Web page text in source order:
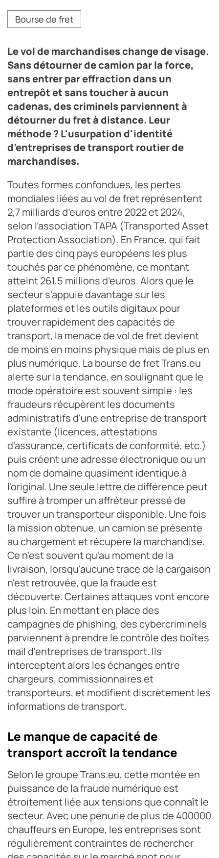
Ce n'est souvent qu'au moment de la livraison,
lorsqu'aucune trace de la cargaison n'est retrouvée,
que la fraude est découverte.
Crédit photo AdobeStock
Bourse de fret
Le vol de marchandises change de visage.
Sans détourner de camion par la force,
sans entrer par effraction dans un
entrepôt et sans toucher à aucun
cadenas, des criminels parviennent à
détourner du fret à distance. Leur
méthode ? L'usurpation d'identité
d’entreprises de transport routier de
marchandises.
Toutes formes confondues, les pertes
mondiales liées au vol de fret représentent
2,7 milliards d’euros entre 2022 et 2024,
selon l’association TAPA (Transported Asset
Protection Association). En France, qui fait
partie des cinq pays européens les plus
touchés par ce phénomène, ce montant
atteint 261,5 millions d’euros. Alors que le
secteur s'appuie davantage sur les
plateformes et les outils digitaux pour
trouver rapidement des capacités de
transport, la menace de vol de fret devient
de moins en moins physique mais de plus en
plus numérique. La bourse de fret Trans.eu
alerte sur la tendance, en soulignant que le
mode opératoire est souvent simple : les
fraudeurs récupèrent les documents
administratifs d'une entreprise de transport
existante (licences, attestations
d'assurance, certificats de conformité, etc.)
puis créent une adresse électronique ou un
nom de domaine quasiment identique à
l'original. Une seule lettre de différence peut
suffire à tromper un affréteur pressé de
trouver un transporteur disponible. Une fois
la mission obtenue, un camion se présente
au chargement et récupère la marchandise.
Ce n'est souvent qu'au moment de la
livraison, lorsqu'aucune trace de la cargaison
n'est retrouvée, que la fraude est
découverte. Certaines attaques vont encore
plus loin. En mettant en place des
campagnes de phishing, des cybercriminels
parviennent à prendre le contrôle des boîtes
mail d'entreprises de transport. Ils
interceptent alors les échanges entre
chargeurs, commissionnaires et
transporteurs, et modifient discrètement les
informations de transport.
Le manque de capacité de
transport accroît la tendance
Selon le groupe Trans.eu, cette montée en
puissance de la fraude numérique est
étroitement liée aux tensions que connaît le
secteur. Avec une pénurie de plus de 400000
chauffeurs en Europe, les entreprises sont
régulièrement contraintes de rechercher